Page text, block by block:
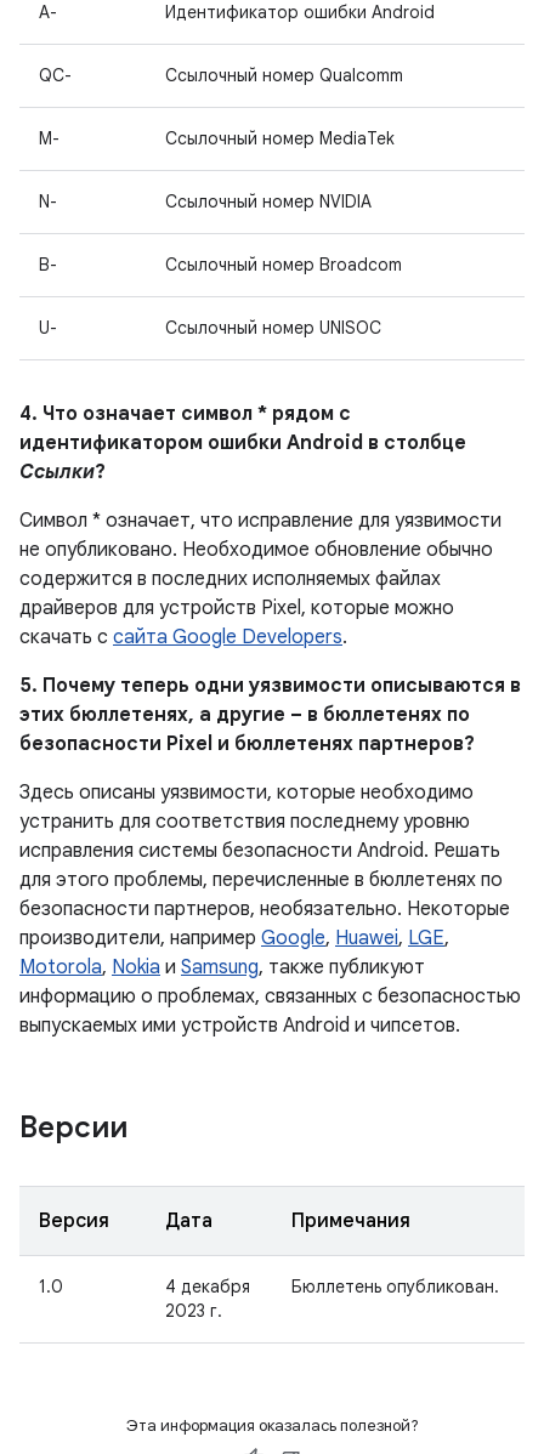
A- Идентификатор ошибки Android
QC- Ссылочный номер Qualcomm
M- Ссылочный номер MediaTek
N- Ссылочный номер NVIDIA
B- Ссылочный номер Broadcom
U- Ссылочный номер UNISOC
4. Что означает символ * рядом с
идентификатором ошибки Android в столбце
Ссылки?
Символ * означает, что исправление для уязвимости
не опубликовано. Необходимое обновление обычно
содержится в последних исполняемых файлах
драйверов для устройств Pixel, которые можно
скачать с сайта Google Developers.
5. Почему теперь одни уязвимости описываются в
этих бюллетенях, а другие – в бюллетенях по
безопасности Pixel и бюллетенях партнеров?
Здесь описаны уязвимости, которые необходимо
устранить для соответствия последнему уровню
исправления системы безопасности Android. Решать
для этого проблемы, перечисленные в бюллетенях по
безопасности партнеров, необязательно. Некоторые
производители, например Google, Huawei, LGE,
Motorola, Nokia и Samsung, также публикуют
информацию о проблемах, связанных с безопасностью
выпускаемых ими устройств Android и чипсетов.
Версии
Версия Дата Примечания
1.0
4 декабря
2023 г.
Бюллетень опубликован.
Эта информация оказалась полезной?